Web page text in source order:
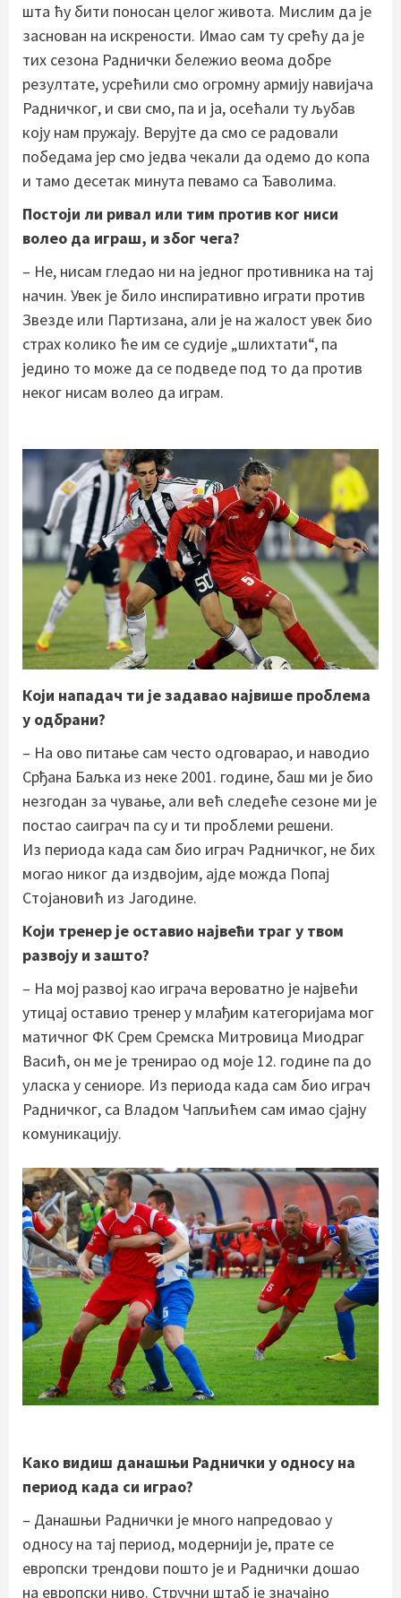
шта ћу бити поносан целог живота. Мислим да је
заснован на искрености. Имао сам ту срећу да је
тих сезона Раднички бележио веома добре
резултате, усрећили смо огромну армију навијача
Радничког, и сви смо, па и ја, осећали ту љубав
коју нам пружају. Верујте да смо се радовали
победама јер смо једва чекали да одемо до копа
и тамо десетак минута певамо са Ђаволима.
Постоји ли ривал или тим против ког ниси
волео да играш, и због чега?
– Не, нисам гледао ни на једног противника на тај
начин. Увек је било инспиративно играти против
Звезде или Партизана, али је на жалост увек био
страх колико ће им се судије „шлихтати“, па
једино то може да се подведе под то да против
неког нисам волео да играм.
Који нападач ти је задавао највише проблема
у одбрани?
– На ово питање сам често одговарао, и наводио
Срђана Баљка из неке 2001. године, баш ми је био
незгодан за чување, али већ следеће сезоне ми је
постао саиграч па су и ти проблеми решени.
Из периода када сам био играч Радничког, не бих
могао никог да издвојим, ајде можда Попај
Стојановић из Јагодине.
Који тренер је оставио највећи траг у твом
развоју и зашто?
– На мој развој као играча вероватно је највећи
утицај оставио тренер у млађим категоријама мог
матичног ФК Срем Сремска Митровица Миодраг
Васић, он ме је тренирао од моје 12. године па до
уласка у сениоре. Из периода када сам био играч
Радничког, са Владом Чапљићем сам имао сјајну
комуникацију.
Како видиш данашњи Раднички у односу на
период када си играо?
– Данашњи Раднички је много напредовао у
односу на тај период, модернији је, прате се
европски трендови пошто је и Раднички дошао
на европски ниво. Стручни штаб је значајно